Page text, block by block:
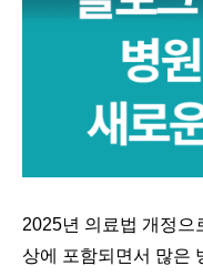
2025년 의료법 개정으
상에 포함되면서 많은